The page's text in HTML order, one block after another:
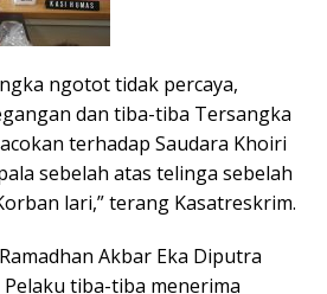
ngotot tidak percaya,
dan tiba-tiba Tersangka
terhadap Saudara Khoiri
sebelah atas telinga sebelah
lari,” terang Kasatreskrim.
Akbar Eka Diputra
tiba-tiba menerima